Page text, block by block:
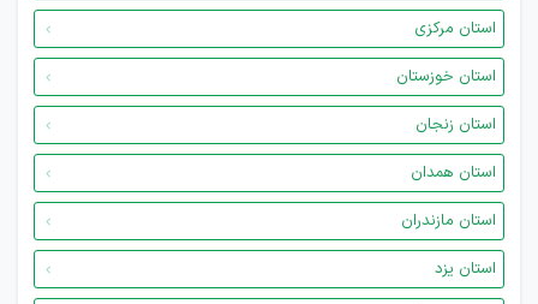
استان مرکزی
استان خوزستان
استان زنجان
استان همدان
استان مازندران
استان یزد